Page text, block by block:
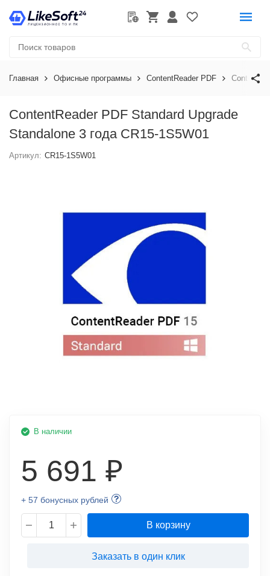
Главная Офисные программы ContentReader PDF
ContentReader PDF Standard Upgrade
Standalone 3 года CR15-1S5W01
Артикул: CR15-1S5W01
В наличии
5 691 ₽
+ 57 бонусных рублей
В корзину
Заказать в один клик